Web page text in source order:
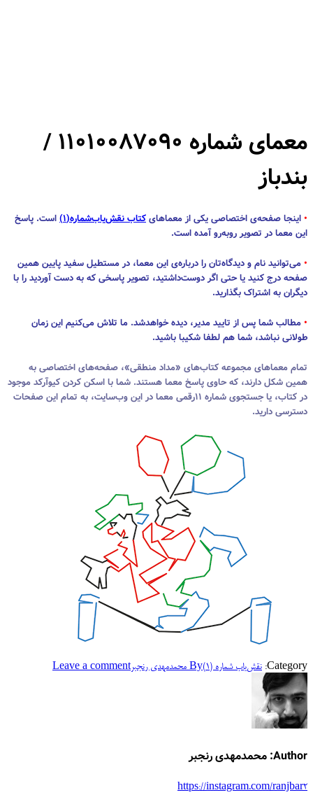
معمای شماره ۱۱۰۱۰۰۸۷۰۹۰ /
بندباز
•اینجا صفحه‌ی اختصاصی یکی از معماهایکتاب نقش‌یاب‌شماره(۱)
است. پاسخ
این معما در تصویر روبه‌رو آمده است.
•می‌توانید نام و دیدگاه‌تان را درباره‌ی این معما، در مستطیل سفید پایین همین
صفحه درج کنید یا حتی اگر دوست‌داشتید، تصویر پاسخی که به دست آوردید را با
دیگران به اشتراک بگذارید.
•مطالب شما پس از تایید مدیر، دیده خواهدشد. ما تلاش می‌کنیم این زمان
طولانی نباشد، شما هم لطفا شکیبا باشید.
تمام معماهای مجموعه کتاب‌های «مداد منطقی»، صفحه‌های اختصاصی به
همین شکل دارند، که حاوی پاسخ معما هستند. شما با اسکن کردن کیوآرکد موجود
در کتاب، یا جستجوی شماره ۱۱رقمی معما در این وب‌سایت، به تمام این صفحات
دسترسی دارید.
Category: نقش‌یاب شماره (۱) By محمدمهدی رنجبرLeave a comment
Author: محمدمهدی رنجبر
https://instagram.com/ranjbar2